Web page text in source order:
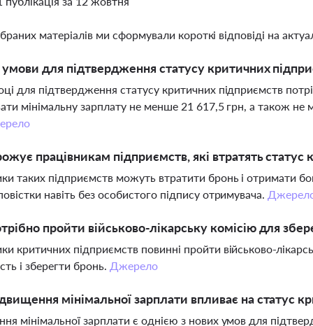
матеріалів ми сформували короткі відповіді на
умови для підтвердження статусу критичних
для підтвердження статусу критичних підприємств
мінімальну зарплату не менше 21 617,5 грн, а також не
працівникам підприємств, які втратять статус
таких підприємств можуть втратити бронь і отримати
навіть без особистого підпису отримувача.
пройти військово-лікарську комісію для
критичних підприємств повинні пройти військово-
і зберегти бронь. Джерело
мінімальної зарплати впливає на статус
мінімальної зарплати є однією з нових умов для